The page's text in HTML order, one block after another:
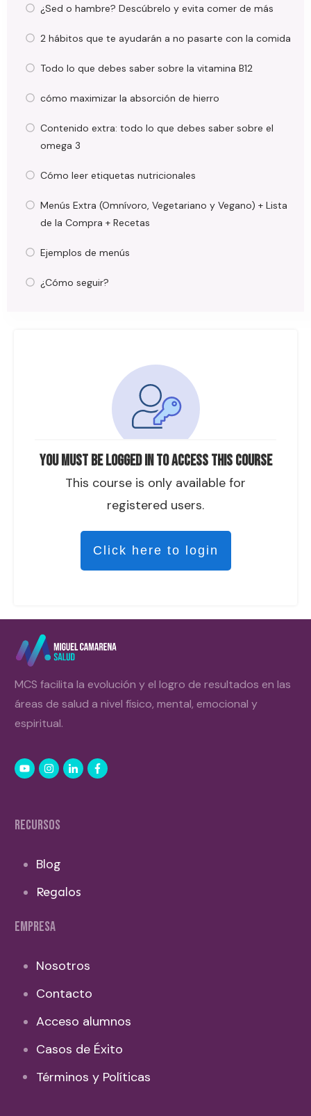
You must be logged in to access this course
This course is only available for
registered users.
Click here to login
¿Sed o hambre? Descúbrelo y evita comer de más
2 hábitos que te ayudarán a no pasarte con la comida
Todo lo que debes saber sobre la vitamina B12
cómo maximizar la absorción de hierro
Contenido extra: todo lo que debes saber sobre el
omega 3
Cómo leer etiquetas nutricionales
Menús Extra (Omnívoro, Vegetariano y Vegano) + Lista
de la Compra + Recetas
Ejemplos de menús
¿Cómo seguir?
MCS facilita la evolución y el logro de resultados en las
áreas de salud a nivel físico, mental, emocional y
espiritual.
RECURSOS
Blog
Regalos
EMPRESA
Nosotros
Contacto
Acceso alumnos
Casos de Éxito
Términos y Políticas